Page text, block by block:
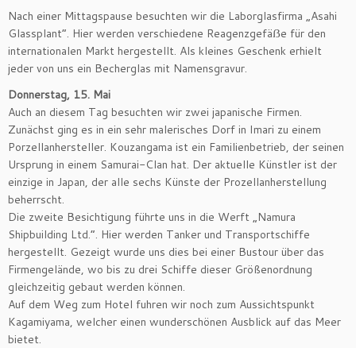
Nach einer Mittagspause besuchten wir die Laborglasfirma „Asahi
Glassplant”. Hier werden verschiedene Reagenzgefäẞe für den
internationalen Markt hergestellt. Als kleines Geschenk erhielt
jeder von uns ein Becherglas mit Namensgravur.
Donnerstag, 15. Mai
Auch an diesem Tag besuchten wir zwei japanische Firmen.
Zunächst ging es in ein sehr malerisches Dorf in Imari zu einem
Porzellanhersteller. Kouzangama ist ein Familienbetrieb, der seinen
Ursprung in einem Samurai-Clan hat. Der aktuelle Künstler ist der
einzige in Japan, der alle sechs Künste der Prozellanherstellung
beherrscht.
Die zweite Besichtigung führte uns in die Werft „Namura
Shipbuilding Ltd.“. Hier werden Tanker und Transportschiffe
hergestellt. Gezeigt wurde uns dies bei einer Bustour über das
Firmengelände, wo bis zu drei Schiffe dieser Größenordnung
gleichzeitig gebaut werden können.
Auf dem Weg zum Hotel fuhren wir noch zum Aussichtspunkt
Kagamiyama, welcher einen wunderschönen Ausblick auf das Meer
bietet.